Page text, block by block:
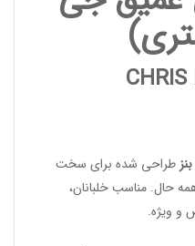
طراحی شده برای سخت
همه حال. مناسبخلبانان،
و ویژه.